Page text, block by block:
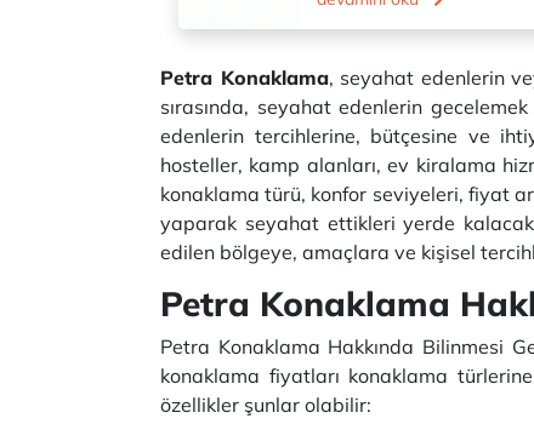
Petra Konaklama, seyahat edenlerin
sırasında, seyahat edenlerin
edenlerin tercihlerine, bütçesine ve
hosteller, kamp alanları, ev kiralama
konaklama türü, konfor seviyeleri, fiyat
yaparak seyahat ettikleri yerde
edilen bölgeye, amaçlara ve kişisel
Petra Konaklama
Petra Konaklama Hakkında Bilinmesi
konaklama fiyatları konaklama
özellikler şunlar olabilir: